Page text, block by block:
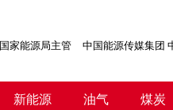
国家能源局主管 中国能源传媒集团
新能源 油气 煤炭